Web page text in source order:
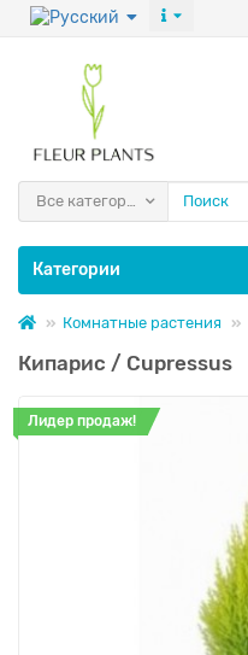
Все категории
Категории
Комнатные растения
Кипарис / Cupressus
Лидер продаж!